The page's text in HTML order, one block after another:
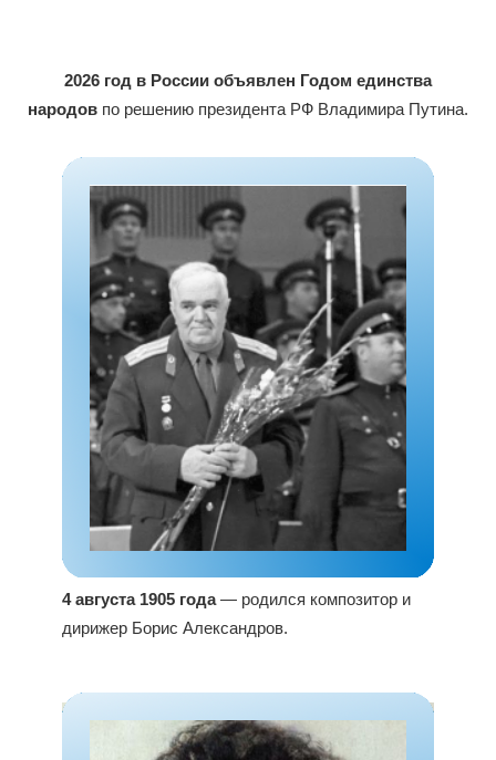
2026 год в России объявлен Годом единства
народов по решению президента РФ Владимира Путина.
4 августа 1905 года— родился композитор и
дирижер Борис Александров.